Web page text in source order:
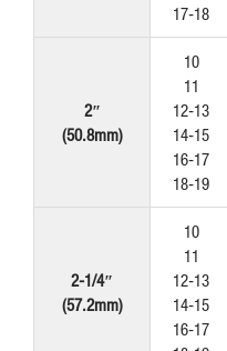
17-18
2″
(50.8mm)
10
11
12-13
14-15
16-17
18-19
2-1/4″
(57.2mm)
10
11
12-13
14-15
16-17